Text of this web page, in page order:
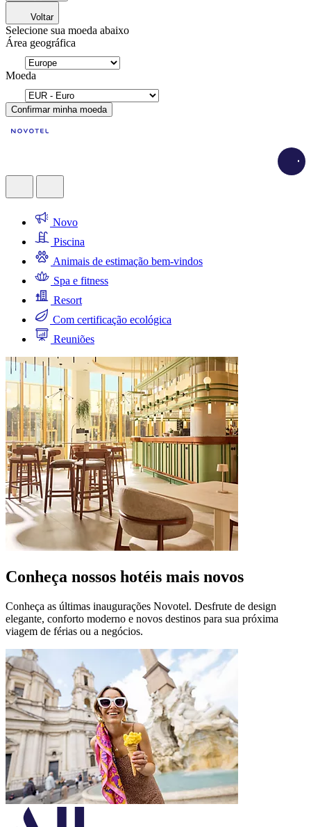
Voltar
Selecione sua moeda abaixo
Área geográfica
Moeda
Confirmar minha moeda
Novo
Piscina
Animais de estimação bem-vindos
Spa e fitness
Resort
Com certificação ecológica
Reuniões
Conheça nossos hotéis mais novos
Conheça as últimas inaugurações Novotel. Desfrute de design
elegante, conforto moderno e novos destinos para sua próxima
viagem de férias ou a negócios.
Novotel Goa Panjim
Pangim, Índia
O Novotel Goa Panjim situa-se no coração de Pangim, a
Novotel Nara